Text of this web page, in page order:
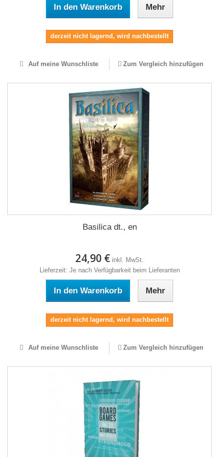
In den Warenkorb Mehr
derzeit nicht lagernd, wird nachbestellt
Auf meine Wunschliste Zum Vergleich hinzufügen
Basilica dt., en
24,90 € inkl. MwSt.
Lieferzeit: Je nach Verfügbarkeit beim Lieferanten
In den Warenkorb Mehr
derzeit nicht lagernd, wird nachbestellt
Auf meine Wunschliste Zum Vergleich hinzufügen